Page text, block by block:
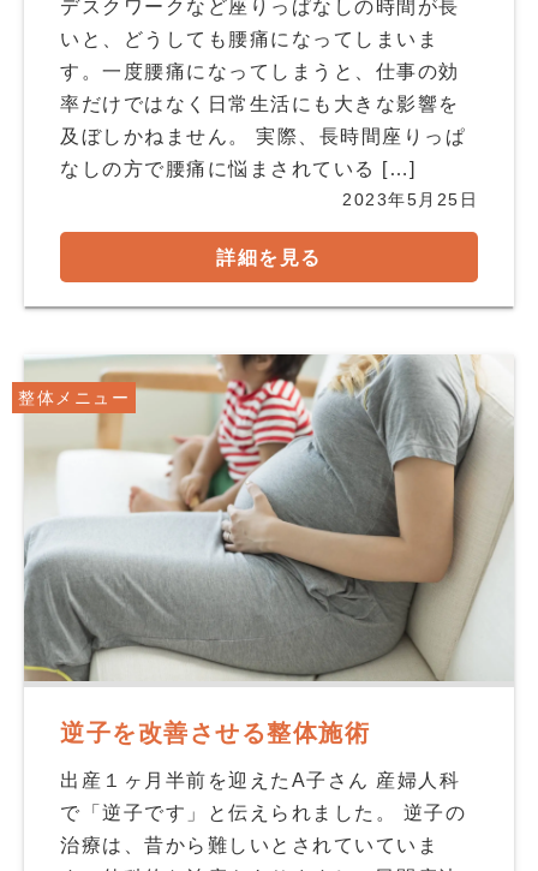
デスクワークなど座りっぱなしの時間が長
いと、どうしても腰痛になってしまいま
す。一度腰痛になってしまうと、仕事の効
率だけではなく日常生活にも大きな影響を
及ぼしかねません。 実際、長時間座りっぱ
なしの方で腰痛に悩まされている […]
2023年5月25日
詳細を見る
逆子を改善させる整体施術
出産１ヶ月半前を迎えたA子さん 産婦人科
で「逆子です」と伝えられました。 逆子の
治療は、昔から難しいとされていていま
整体メニュー